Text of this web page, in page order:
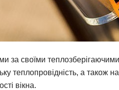
за своїми
теплопровідність, а також
вікна.